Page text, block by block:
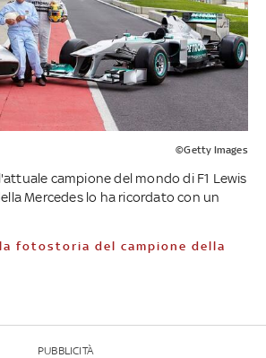
©Getty Images
campione del mondo di F1 Lewis
Mercedes lo ha ricordato con un
PUBBLICITÀ